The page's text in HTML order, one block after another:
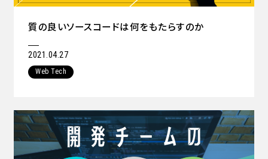
質の良いソースコードは何をもたらすのか
2021.04.27
Web Tech